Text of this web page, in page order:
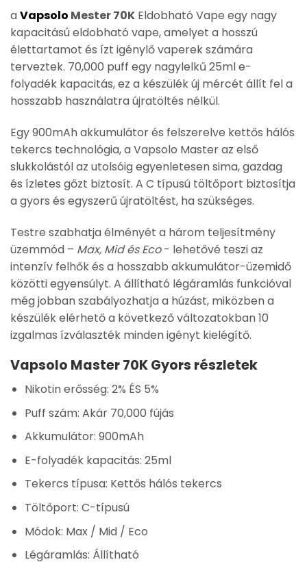
aVapsolo Mester 70K Eldobható Vape egy nagy
kapacitású eldobható vape, amelyet a hosszú
élettartamot és ízt igénylő vaperek számára
terveztek. 70,000 puff egy nagylelkű 25ml e-
folyadék kapacitás, ez a készülék új mércét állít fel a
hosszabb használatra újratöltés nélkül.
Egy900mAh akkumulátorés felszerelve kettős hálós
tekercs technológia, a Vapsolo Master az első
slukkolástól az utolsóig egyenletesen sima, gazdag
és ízletes gőzt biztosít. A C típusú töltőport biztosítja
a gyors és egyszerű újratöltést, ha szükséges.
Testre szabhatja élményét a három teljesítmény
üzemmód – Max, Mid és Eco- lehetővé teszi az
intenzív felhők és a hosszabb akkumulátor-üzemidő
közötti egyensúlyt. A állítható légáramlás funkcióval
még jobban szabályozhatja a húzást, miközben a
készülék elérhető a következő változatokban10
izgalmas ízválaszték minden igényt kielégítő.
Vapsolo Master 70K Gyors részletek
Nikotin erősség: 2% ÉS 5%
Puff szám: Akár 70,000 fújás
Akkumulátor: 900mAh
E-folyadék kapacitás: 25ml
Tekercs típusa: Kettős hálós tekercs
Töltőport: C-típusú
Módok: Max / Mid / Eco
Légáramlás: Állítható